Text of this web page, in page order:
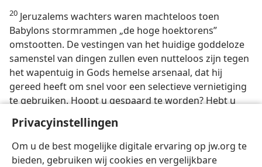
Privacyinstellingen
Om u de best mogelijke digitale ervaring op jw.org te
bieden, gebruiken wij cookies en vergelijkbare
20 Jeruzalems wachters waren machteloos toen
Babylons stormrammen „de hoge hoektorens”
omstootten. De vestingen van het huidige goddeloze
samenstel van dingen zullen even nutteloos zijn tegen
het wapentuig in Gods hemelse arsenaal, dat hij
gereed heeft om snel voor een selectieve vernietiging
te gebruiken. Hoopt u gespaard te worden? Hebt u
Jehovah, ’die allen behoedt die hem liefhebben, maar
die alle goddelozen zal verdelgen’? —Psalm 145:20.